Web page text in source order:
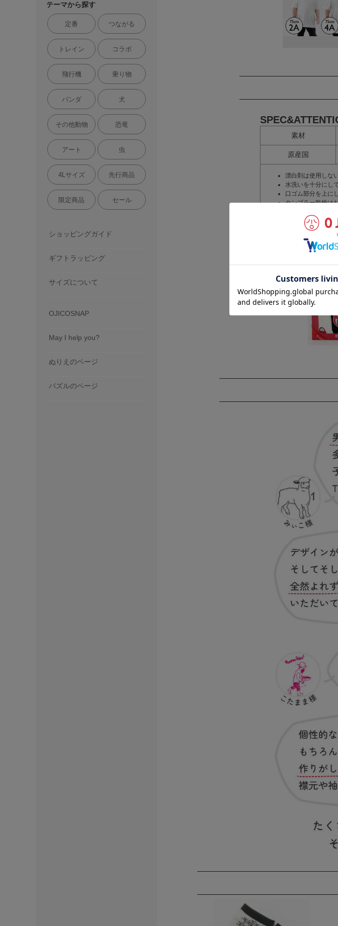
テーマから探す
定番 つながる
トレイン コラボ
飛行機 乗り物
パンダ 犬
その他動物 恐竜
アート 虫
4Lサイズ 先行商品
限定商品 セール
ショッピングガイド
ギフトラッピング
サイズについて
OJICOSNAP
May I help you?
ぬりえのページ
パズルのページ
素材
原産国
漂白剤は使用しな
水洗いを十分にし
口ゴム部分を上に
タンブラー乾燥は
濃色物は淡色物と